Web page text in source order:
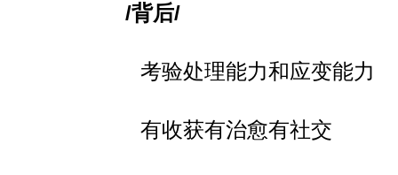
/背后/
考验处理能力和应变能力
有收获有治愈有社交